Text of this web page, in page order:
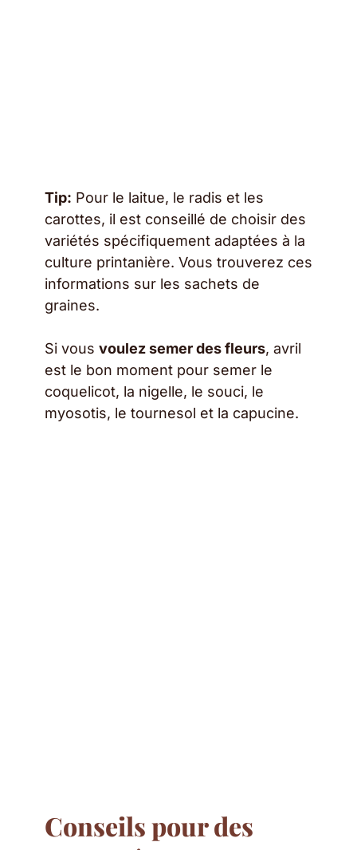
Tip: Pour le laitue, le radis et les
carottes, il est conseillé de choisir des
variétés spécifiquement adaptées à la
culture printanière. Vous trouverez ces
informations sur les sachets de
graines.
Si vous voulez semer des fleurs, avril
est le bon moment pour semer le
coquelicot, la nigelle, le souci, le
myosotis, le tournesol et la capucine.
Conseils pour des